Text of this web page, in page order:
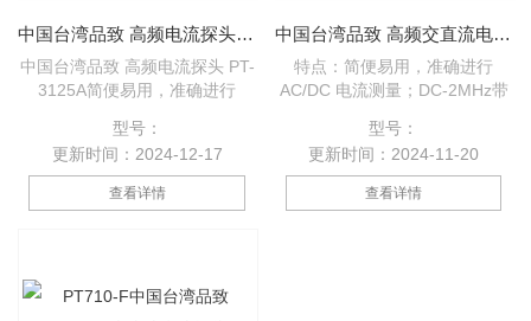
中国台湾品致 高频电流探头 PT-3125A
中国台湾品致 高频电流探头 PT-
3125A简便易用，准确进行
宽；钳口直径20mm；分芯结
构，简便地连接电路；配件包含
电源适配器。
型号：
更新时间：2024-12-17
查看详情
中国台湾品致 高频交直流电流探头 PT-3215
特点：简便易用，准确进行
AC/DC 电流测量；DC-2MHz带
构，简便地连接电路；配件包含
电源适配器。 应用：电源、半导
体器件；逆电器/转换器、电子镇
流装置；工用/消费电子、移动通
型号：
更新时间：2024-11-20
查看详情